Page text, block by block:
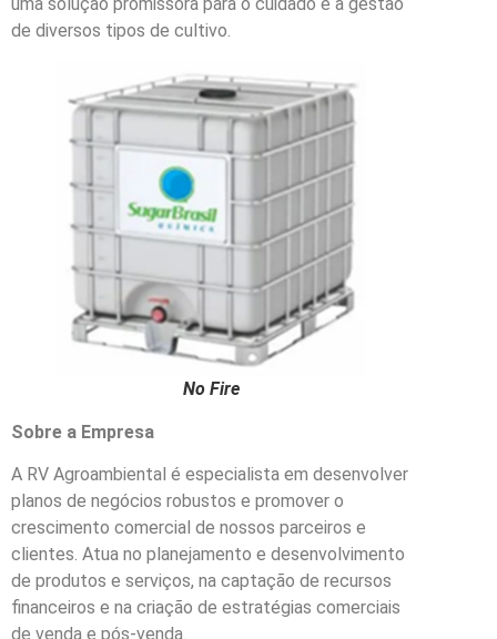
de diversos tipos de cultivo.
No Fire
Sobre a Empresa
A RV Agroambiental é especialista em desenvolver
planos de negócios robustos e promover o
crescimento comercial de nossos parceiros e
clientes. Atua no planejamento e desenvolvimento
de produtos e serviços, na captação de recursos
financeiros e na criação de estratégias comerciais
de venda e pós-venda.